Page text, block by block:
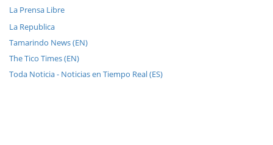
La Prensa Libre
La Republica
Tamarindo News (EN)
The Tico Times (EN)
Toda Noticia - Noticias en Tiempo Real (ES)